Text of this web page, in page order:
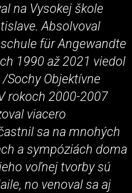
na Vysokej škole
Absolvoval
für Angewandte
1990 až 2021 viedol
/Sochy Objektívne
rokoch 2000-2007
viacero
sa na mnohých
a sympóziách doma
voľnej tvorby sú
no venoval sa aj